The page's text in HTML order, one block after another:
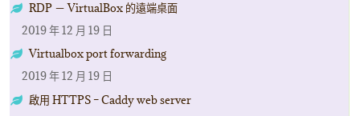
RDP － VirtualBox 的遠端桌面
2019 年 12 月 19 日
Virtualbox port forwarding
2019 年 12 月 19 日
啟用 HTTPS – Caddy web server